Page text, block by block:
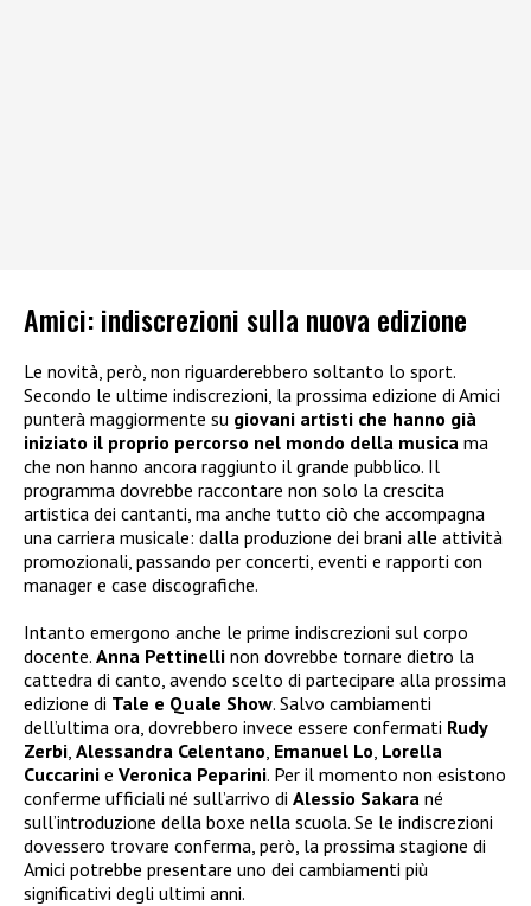
Amici: indiscrezioni sulla nuova edizione
Le novità, però, non riguarderebbero soltanto lo sport.
Secondo le ultime indiscrezioni, la prossima edizione di Amici
punterà maggiormente su giovani artisti che hanno già
iniziato il proprio percorso nel mondo della musica ma
che non hanno ancora raggiunto il grande pubblico. Il
programma dovrebbe raccontare non solo la crescita
artistica dei cantanti, ma anche tutto ciò che accompagna
una carriera musicale: dalla produzione dei brani alle attività
promozionali, passando per concerti, eventi e rapporti con
manager e case discografiche.
Intanto emergono anche le prime indiscrezioni sul corpo
docente. Anna Pettinelli non dovrebbe tornare dietro la
cattedra di canto, avendo scelto di partecipare alla prossima
edizione di Tale e Quale Show. Salvo cambiamenti
dell’ultima ora, dovrebbero invece essere confermati Rudy
Zerbi Alessandra Celentano Emanuel Lo Lorella
Cuccarini e Veronica Peparini. Per il momento non esistono
conferme ufficiali né sull’arrivo di Alessio Sakara né
sull’introduzione della boxe nella scuola. Se le indiscrezioni
dovessero trovare conferma, però, la prossima stagione di
Amici potrebbe presentare uno dei cambiamenti più
significativi degli ultimi anni.